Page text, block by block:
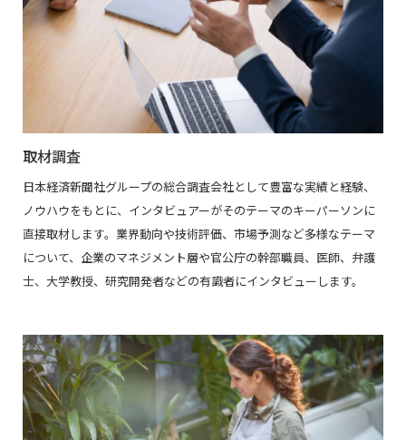
取材調査
日本経済新聞社グループの総合調査会社として豊富な実績と経験、
ノウハウをもとに、インタビュアーがそのテーマのキーパーソンに
直接取材します。業界動向や技術評価、市場予測など多様なテーマ
について、企業のマネジメント層や官公庁の幹部職員、医師、弁護
士、大学教授、研究開発者などの有識者にインタビューします。